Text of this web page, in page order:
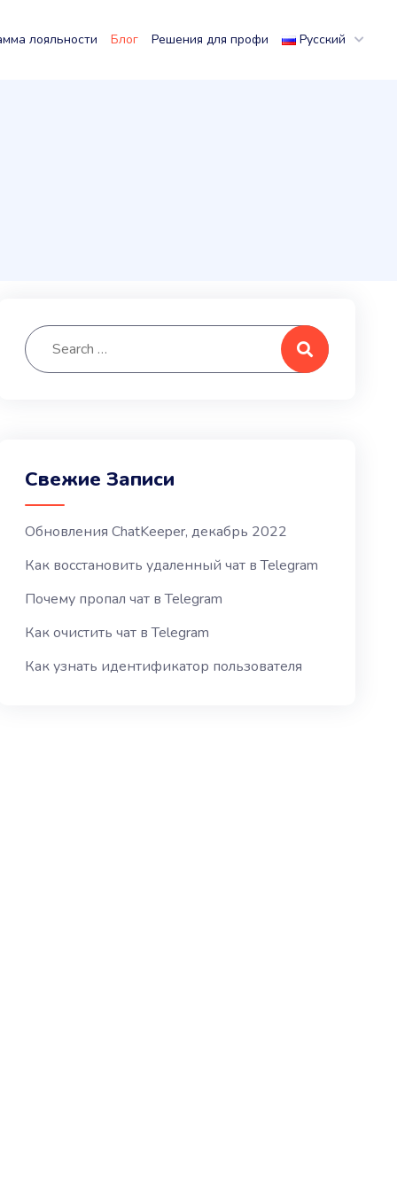
лояльности Блог Решения для профи Русский
Свежие Записи
Обновления ChatKeeper, декабрь 2022
Как восстановить удаленный чат в Telegram
Почему пропал чат в Telegram
Как очистить чат в Telegram
Как узнать идентификатор пользователя